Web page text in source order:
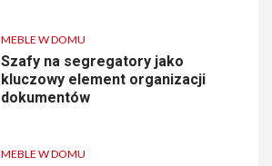
MEBLE W DOMU
Szafy na segregatory jako
kluczowy element organizacji
dokumentów
MEBLE W DOMU